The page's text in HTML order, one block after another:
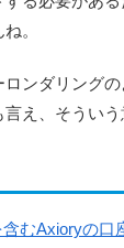
。
ンダリング
え、そうい
むAxioryの口